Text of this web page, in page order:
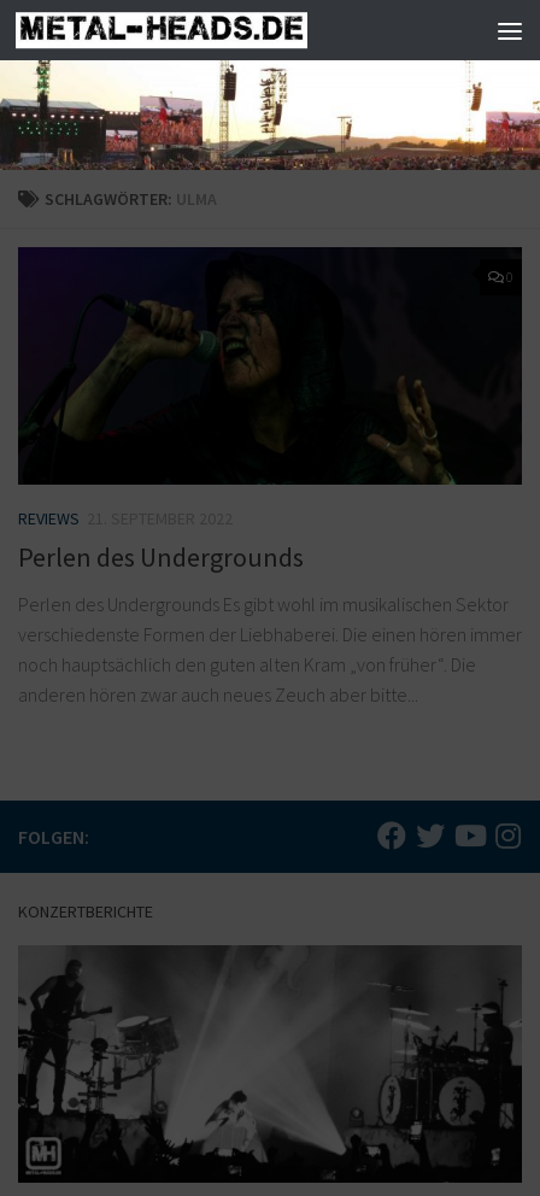
Zum Inhalt springen
SCHLAGWÖRTER: ULMA
0
REVIEWS
Perlen des Undergrounds
Perlen des Undergrounds Es gibt wohl im musikalischen Sektor
verschiedenste Formen der Liebhaberei. Die einen hören immer
noch hauptsächlich den guten alten Kram „von früher“. Die
anderen hören zwar auch neues Zeuch aber bitte...
FOLGEN:
KONZERTBERICHTE